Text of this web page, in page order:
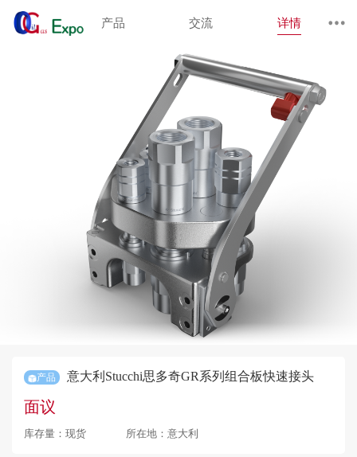
产品 交流 详情
产品 意大利Stucchi思多奇GR系列组合板快速接头
面议
库存量：现货 所在地：意大利